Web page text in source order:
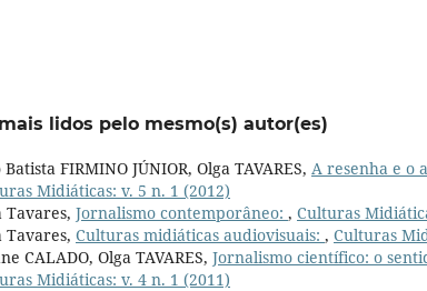
lidos pelo mesmo(s) autor(es)
Batista FIRMINO JÚNIOR, Olga TAVARES, A resenha e o
Midiáticas: v. 5 n. 1 (2012)
Tavares, Jornalismo contemporâneo: , Culturas
Tavares, Culturas midiáticas audiovisuais: , Culturas
CALADO, Olga TAVARES, Jornalismo científico: o
Midiáticas: v. 4 n. 1 (2011)